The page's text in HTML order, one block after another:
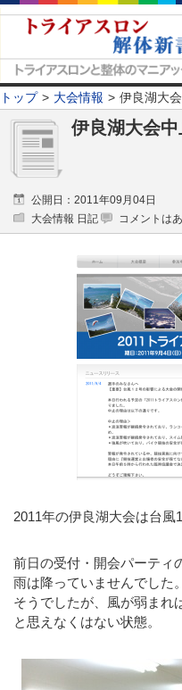
トップ 大会情報 伊良湖大会
伊良湖大会中
公開日：2011年09月04日
大会情報 日記
コメントは
2011年の伊良湖大会は台風
前日の受付・開会パーティ
雨は降っていませんでした
そうでしたが、風が弱まれ
と思えなくはない状態。